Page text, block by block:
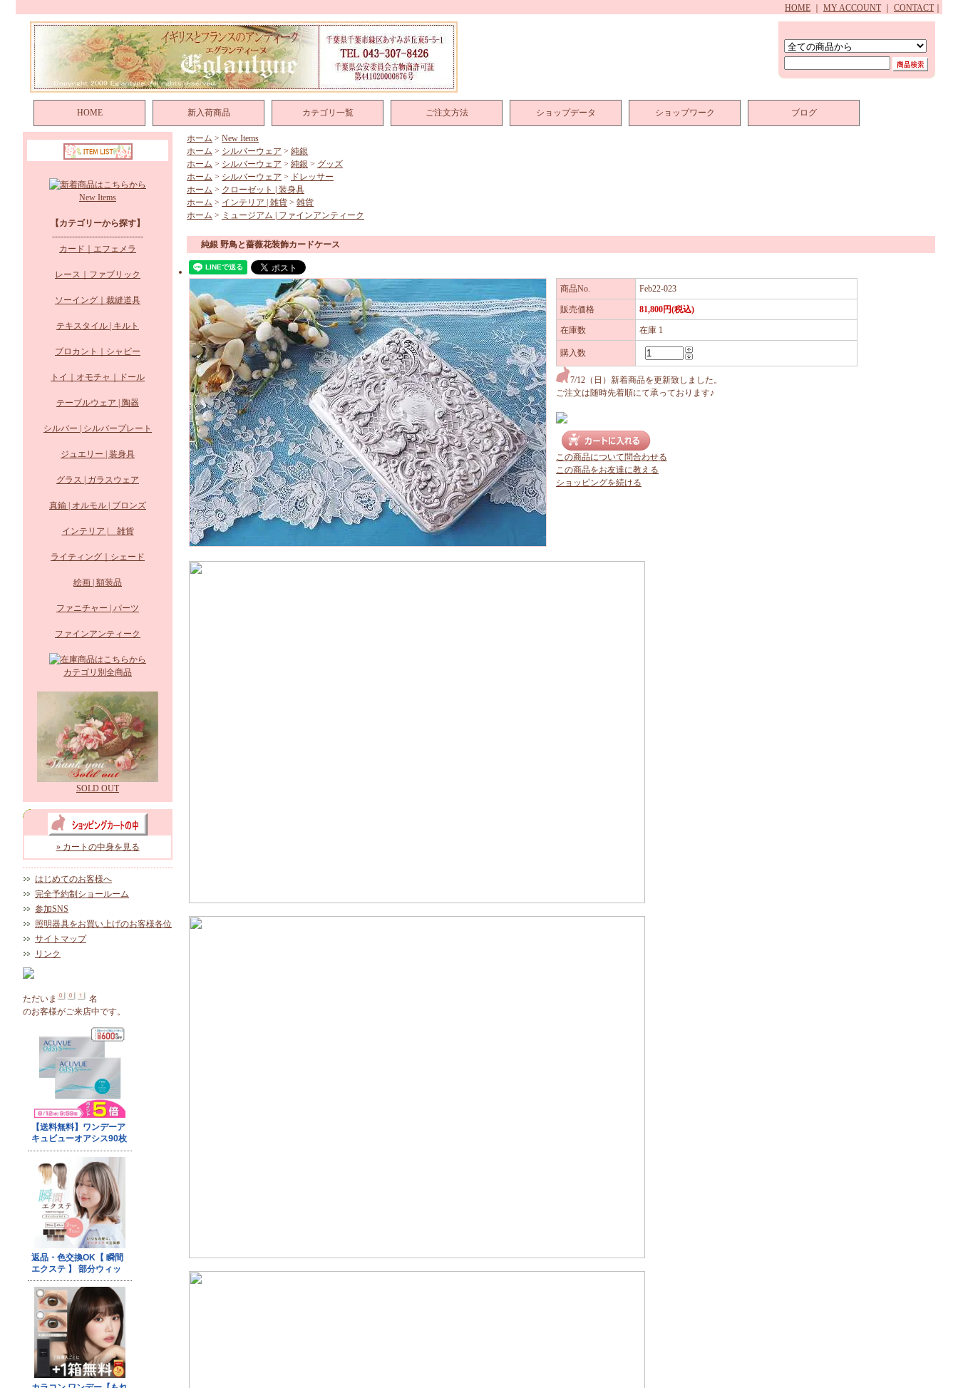
HOME MY ACCOUNT CONTACT
HOME 新入荷商品 カテゴリ一覧 ご注文方法 ショップデータ ショップワーク ブログ
New Items
【カテゴリーから探す】
--------------------------------
カード｜エフェメラ
レース｜ファブリック
ソーイング｜裁縫道具
テキスタイル | キルト
ブロカント｜シャビー
トイ｜オモチャ｜ドール
テーブルウェア | 陶器
シルバー | シルバープレート
ジュエリー | 装身具
グラス | ガラスウェア
真鍮 | オルモル | ブロンズ
インテリア | 雑貨
ライティング｜シェード
絵画 | 額装品
ファニチャー | パーツ
ファインアンティーク
カテゴリ別全商品
SOLD OUT
» カートの中身を見る
はじめてのお客様へ
完全予約制ショールーム
参加SNS
照明器具をお買い上げのお客様各位
サイトマップ
リンク
ただいま
名
のお客様がご来店中です。
ホーム > New Items
ホーム > シルバーウェア > 純銀
ホーム > シルバーウェア > 純銀 > グッズ
ホーム > シルバーウェア > ドレッサー
ホーム > クローゼット | 装身具
ホーム > インテリア | 雑貨 > 雑貨
ホーム > ミュージアム | ファインアンティーク
純銀 野鳥と薔薇花装飾カードケース
商品No. Feb22-023
販売価格 81,800円(税込)
在庫数 在庫 1
購入数
7/12（日）新着商品を更新致しました。
ご注文は随時先着順にて承っております♪
この商品について問合わせる
この商品をお友達に教える
ショッピングを続ける